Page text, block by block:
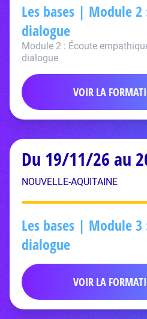
Les bases | Module
dialogue
Module 2 : Écoute
dialogue
VOIR LA
Du 19/11/26 au
NOUVELLE-AQUITAINE
Les bases | Module
dialogue
VOIR LA